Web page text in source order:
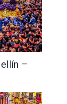
–